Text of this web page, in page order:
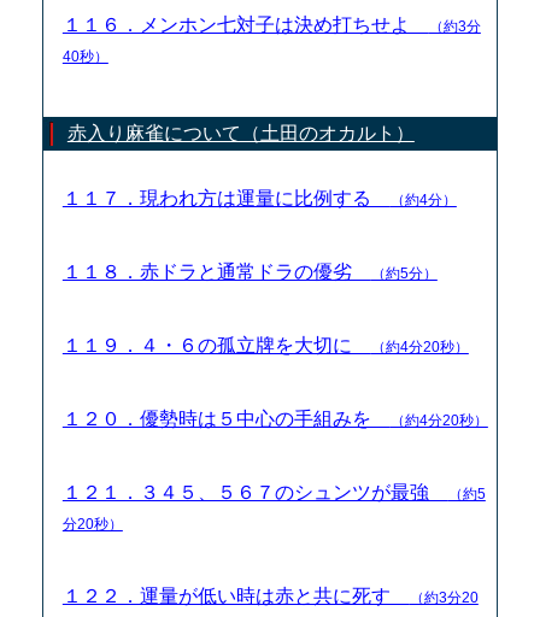
１１６．メンホン七対子は決め打ちせよ
（約3分
40秒）
赤入り麻雀について（土田のオカルト）
１１７．現われ方は運量に比例する （約4分）
１１８．赤ドラと通常ドラの優劣 （約5分）
１１９．４・６の孤立牌を大切に （約4分20秒）
１２０．優勢時は５中心の手組みを （約4分20秒）
１２１．３４５、５６７のシュンツが最強
（約5
分20秒）
１２２．運量が低い時は赤と共に死す
（約3分20